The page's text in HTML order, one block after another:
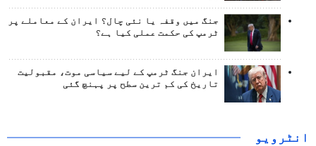
جنگ میں وقفہ یا نئی چال؟ ایران کے معاملے پر
ٹرمپ کی حکمت عملی کیا ہے؟
ایران جنگ ٹرمپ کے لیے سیاسی موت، مقبولیت
تاریخ کی کم ترین سطح پر پہنچ گئی
انٹرويو